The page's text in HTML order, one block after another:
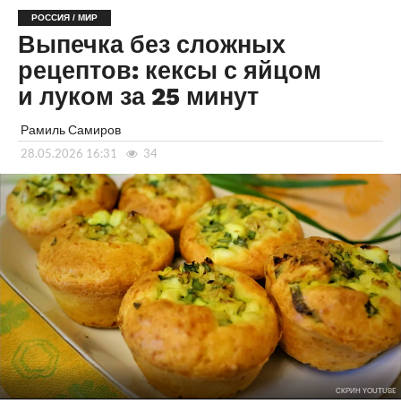
РОССИЯ / МИР
Выпечка без сложных
рецептов: кексы с яйцом
и луком за 25 минут
Рамиль Самиров
28.05.2026 16:31 34
СКРИН YOUTUBE